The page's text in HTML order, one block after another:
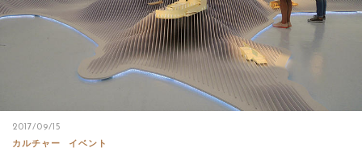
2017/09/15
カルチャー
イベント